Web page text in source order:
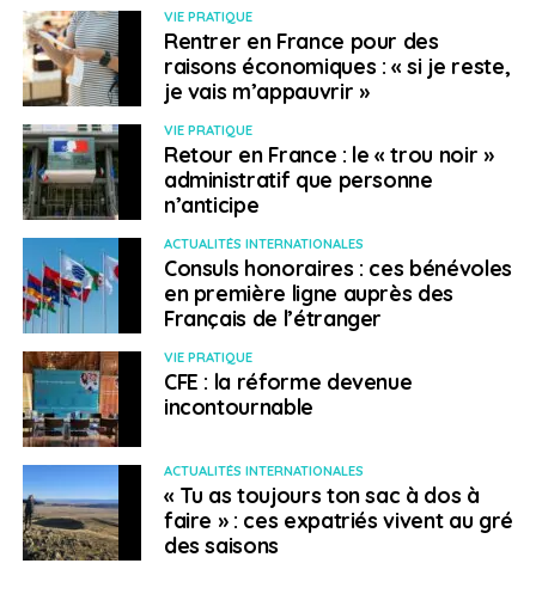
SUJETS ASSOCIÉS:
A SUIVRE
Aide d’urgence, baccalauréat, chèques
vacances… L’actualité politique du 26 juin au 3
juillet
NE RATEZ PAS
Remaniement : quid du secrétariat d’Etat chargé
des Français de l’étranger ?
Pénélope Bacle
VIE PRATIQUE
Rentrer en France pour des
raisons économiques : « si je reste,
je vais m’appauvrir »
VIE PRATIQUE
Retour en France : le « trou noir »
administratif que personne
n’anticipe
ACTUALITÉS INTERNATIONALES
Consuls honoraires : ces bénévoles
en première ligne auprès des
Français de l’étranger
VIE PRATIQUE
CFE : la réforme devenue
incontournable
ACTUALITÉS INTERNATIONALES
« Tu as toujours ton sac à dos à
faire » : ces expatriés vivent au gré
des saisons